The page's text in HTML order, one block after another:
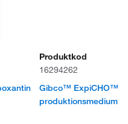
Produktkod
16294262
Gibco™ ExpiCHO™
produktionsmedium